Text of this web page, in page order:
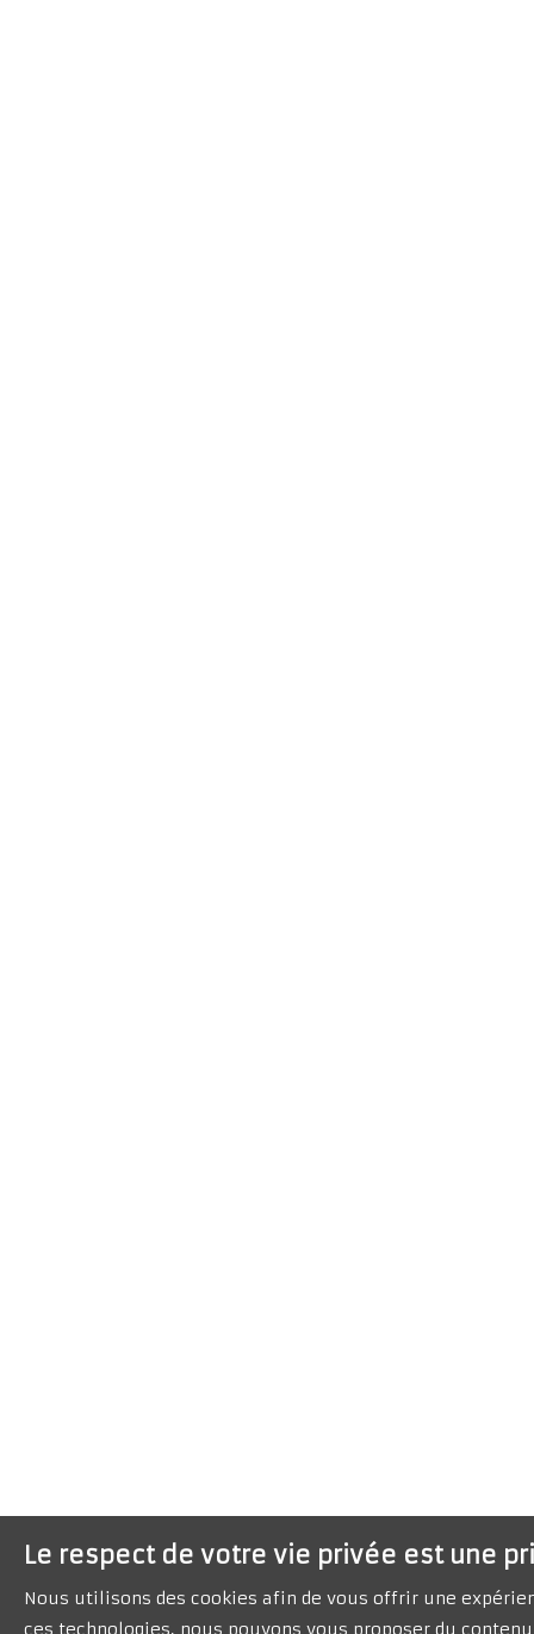
Le respect de votre vie privée est une
Nous utilisons des cookies afin de vous offrir une
ces technologies, nous pouvons vous proposer du